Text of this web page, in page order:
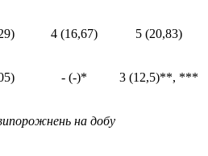
4 (16,67) 5 (20,83)
- (-)* 3 (12,5)**, ***
на добу